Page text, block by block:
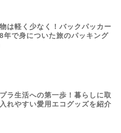
は軽く少なく！バックパッカー
年で身についた旅のパッキング
ラ生活への第一歩！暮らしに取
れやすい愛用エコグッズを紹介